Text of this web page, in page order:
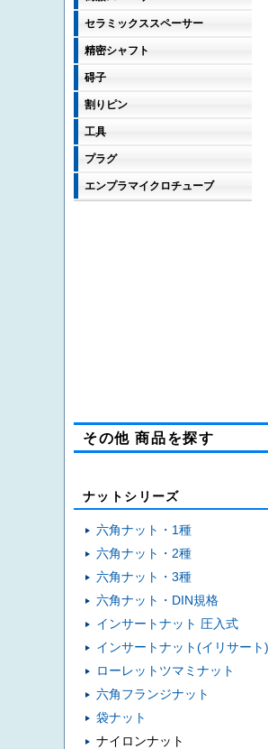
セラミックススペーサー
精密シャフト
碍子
割りピン
工具
プラグ
エンプラマイクロチューブ
その他 商品を探す
ナットシリーズ
六角ナット・1種
六角ナット・2種
六角ナット・3種
六角ナット・DIN規格
インサートナット 圧入式
インサートナット(イリサー
ローレットツマミナット
六角フランジナット
袋ナット
ナイロンナット